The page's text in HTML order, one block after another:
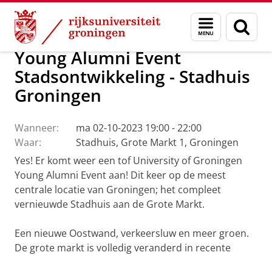
Skip
Content
Skip
Navigation
Menu
en
zoeken
Alumni
Young Alumni Event
Stadsontwikkeling - Stadhuis
Groningen
Wanneer:
ma 02-10-2023 19:00 - 22:00
Waar:
Stadhuis, Grote Markt 1, Groningen
Yes! Er komt weer een tof University of Groningen
Young Alumni Event aan! Dit keer op de meest
centrale locatie van Groningen; het compleet
vernieuwde Stadhuis aan de Grote Markt.
Een nieuwe Oostwand, verkeersluw en meer groen.
De grote markt is volledig veranderd in recente